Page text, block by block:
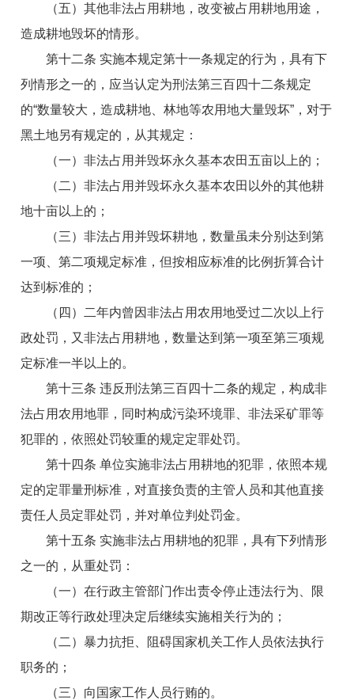
（五）其他非法占用耕地，改变被占用耕地用途，
造成耕地毁坏的情形。
第十二条 实施本规定第十一条规定的行为，具有下
列情形之一的，应当认定为刑法第三百四十二条规定
的“数量较大，造成耕地、林地等农用地大量毁坏”，对于
黑土地另有规定的，从其规定：
（一）非法占用并毁坏永久基本农田五亩以上的；
（二）非法占用并毁坏永久基本农田以外的其他耕
地十亩以上的；
（三）非法占用并毁坏耕地，数量虽未分别达到第
一项、第二项规定标准，但按相应标准的比例折算合计
达到标准的；
（四）二年内曾因非法占用农用地受过二次以上行
政处罚，又非法占用耕地，数量达到第一项至第三项规
定标准一半以上的。
第十三条 违反刑法第三百四十二条的规定，构成非
法占用农用地罪，同时构成污染环境罪、非法采矿罪等
犯罪的，依照处罚较重的规定定罪处罚。
第十四条 单位实施非法占用耕地的犯罪，依照本规
定的定罪量刑标准，对直接负责的主管人员和其他直接
责任人员定罪处罚，并对单位判处罚金。
第十五条 实施非法占用耕地的犯罪，具有下列情形
之一的，从重处罚：
（一）在行政主管部门作出责令停止违法行为、限
期改正等行政处理决定后继续实施相关行为的；
（二）暴力抗拒、阻碍国家机关工作人员依法执行
职务的；
（三）向国家工作人员行贿的。